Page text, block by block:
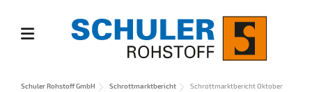
content
Schuler Rohstoff GmbH Schrottmarktbericht
Schrottmarktbericht Oktober